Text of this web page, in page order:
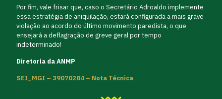
Por fim, vale frisar que, caso o Secretário Adroaldo implemente
essa estratégia de aniquilação, estará configurada a mais grave
violação ao acordo do último movimento paredista, o que
ensejará a deflagração de greve geral por tempo
indeterminado!
Diretoria da ANMP
SEI_MGI – 39070284 – Nota Técnica